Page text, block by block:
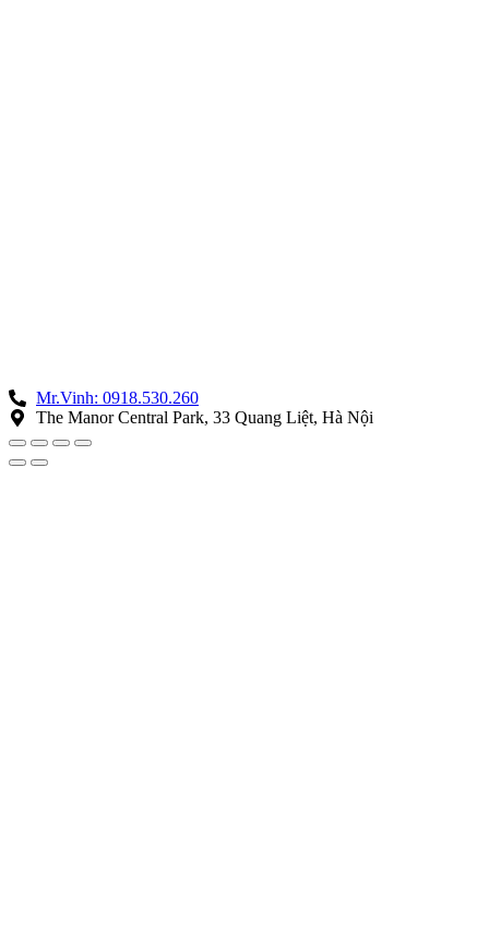
Mr.Vinh: 0918.530.260
The Manor Central Park, 33 Quang Liệt, Hà Nội